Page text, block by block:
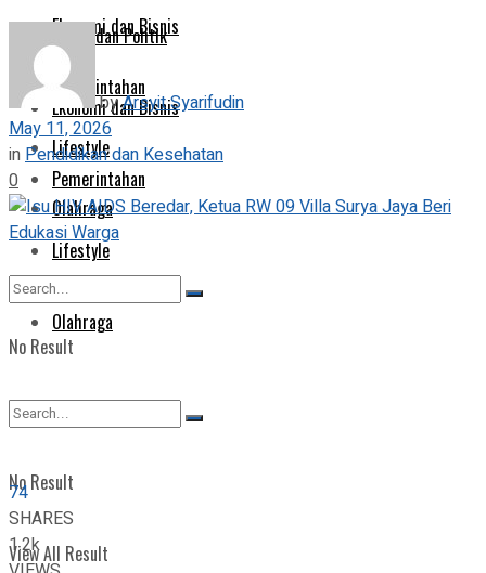
Ekonomi dan Bisnis
Pemerintahan
Lifestyle
Olahraga
No Result
View All Result
Sosok dan Politik
Ekonomi dan Bisnis
Pemerintahan
Lifestyle
Olahraga
No Result
View All Result
byArsyit Syarifudin
May 11, 2026
inPendidikan dan Kesehatan
0
74
SHARES
1.2k